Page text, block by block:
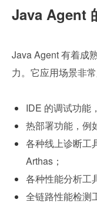
Java Agent
Java Agent 有着成
力。它应用场景非常
IDE 的调试功能
热部署功能，例
各种线上诊断工
Arthas；
各种性能分析工
全链路性能检测